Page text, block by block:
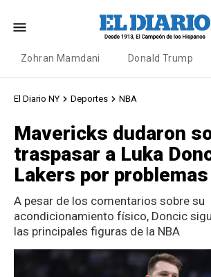
Zohran Mamdani Donald Trump
El Diario NY Deportes NBA
Mavericks dudaron
traspasar a Luka
Lakers por
A pesar de los comentarios sobre su
acondicionamiento físico, Doncic
las principales figuras de la NBA